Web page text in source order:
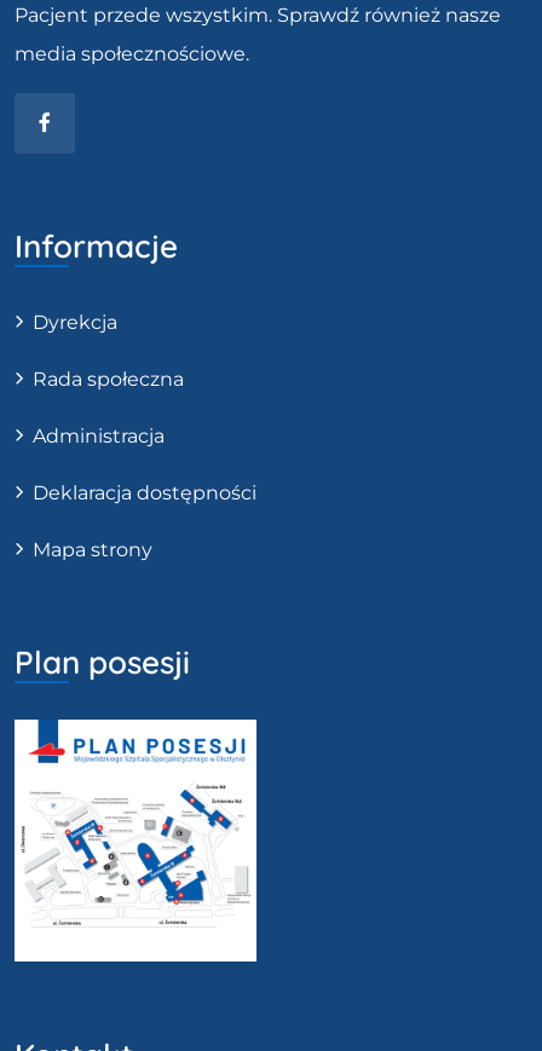
Pacjent przede wszystkim. Sprawdź również nasze
media społecznościowe.
Informacje
Dyrekcja
Rada społeczna
Administracja
Deklaracja dostępności
Mapa strony
Plan posesji